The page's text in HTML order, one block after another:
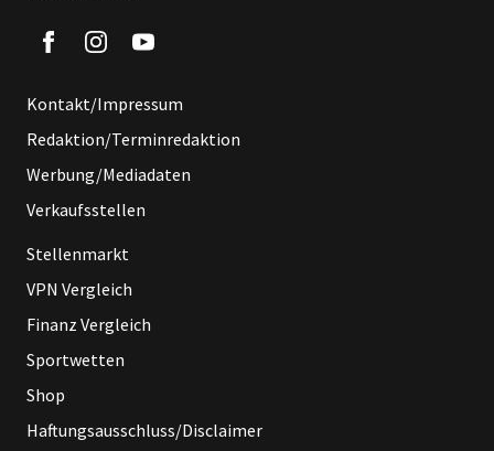
Kontakt/Impressum
Redaktion/Terminredaktion
Werbung/Mediadaten
Verkaufsstellen
Stellenmarkt
VPN Vergleich
Finanz Vergleich
Sportwetten
Shop
Haftungsausschluss/Disclaimer